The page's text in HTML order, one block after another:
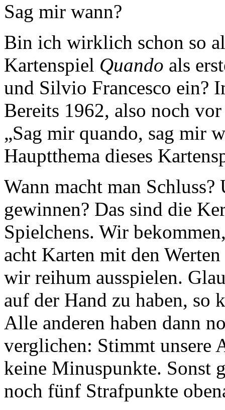
Sag mir wann?
Bin ich wirklich schon so
Kartenspiel Quando als
und Silvio Francesco ein?
Bereits 1962, also noch
„Sag mir quando, sag mir
Hauptthema dieses
Wann macht man
gewinnen? Das sind die
Spielchens. Wir
acht Karten mit den
wir reihum ausspielen.
auf der Hand zu haben, so
Alle anderen haben dann
verglichen: Stimmt unsere
keine Minuspunkte. Sonst
noch fünf Strafpunkte